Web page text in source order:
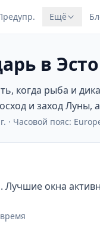
Ещё
в
когда рыба и
и заход Луны,
· Часовой пояс:
окна